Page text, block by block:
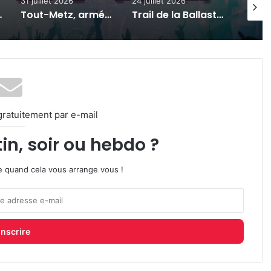
Festival des Vieux Baquets : la Montée Historique de Val de Bride revient les 25 et 26 juillet 2026
par e-mail
soir ou hebdo ?
quand cela vous arrange vous !